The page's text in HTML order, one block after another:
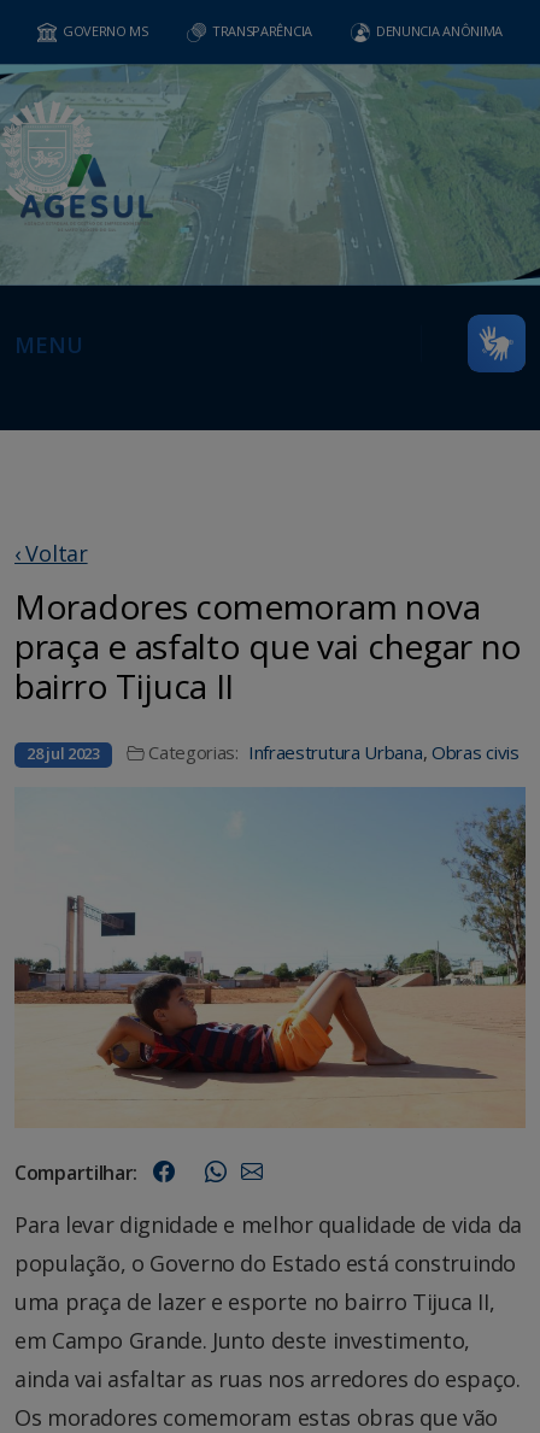
GOVERNO MS TRANSPARÊNCIA DENUNCIA ANÔNIMA
MENU
‹ Voltar
Moradores comemoram nova
praça e asfalto que vai chegar no
bairro Tijuca II
28 jul 2023 Categorias: Infraestrutura Urbana, Obras civis
Compartilhar:
Para levar dignidade e melhor qualidade de vida da
população, o Governo do Estado está construindo
uma praça de lazer e esporte no bairro Tijuca II,
em Campo Grande. Junto deste investimento,
ainda vai asfaltar as ruas nos arredores do espaço.
Os moradores comemoram estas obras que vão